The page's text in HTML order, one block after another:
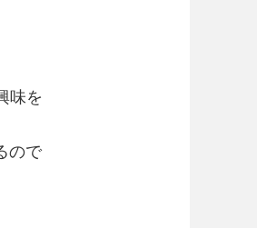
味を
ので